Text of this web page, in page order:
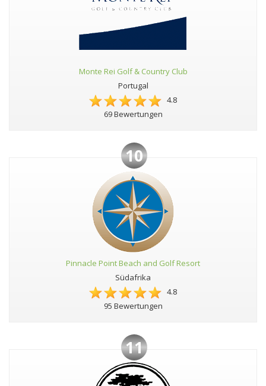
Monte Rei Golf & Country Club
Portugal
4.8
69 Bewertungen
10
Pinnacle Point Beach and Golf Resort
Südafrika
4.8
95 Bewertungen
11